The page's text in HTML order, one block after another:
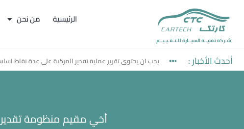
شـركة تقنيــة السيــارة للـتـقـيـيــم
الرئيسية من نحن
أحدث الأخبار : يجب ان يحتوى تقرير عملية تقدير المركبة على عدة نقاط اساسية
أخي مقيم منظومة تقدير